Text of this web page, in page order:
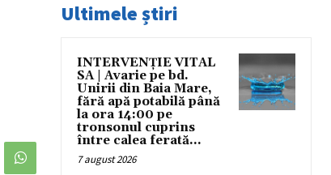
Ultimele știri
INTERVENȚIE VITAL
SA | Avarie pe bd.
Unirii din Baia Mare,
fără apă potabilă până
la ora 14:00 pe
tronsonul cuprins
între calea ferată...
7 august 2026